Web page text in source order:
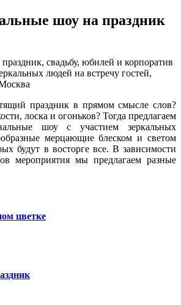
шоу на праздник
праздник в прямом смысле слов?
лоска и огоньков? Тогда предлагаем
шоу с участием зеркальных
мерцающие блеском и светом
будут в восторге все. В зависимости
мероприятия мы предлагаем разные
цветке